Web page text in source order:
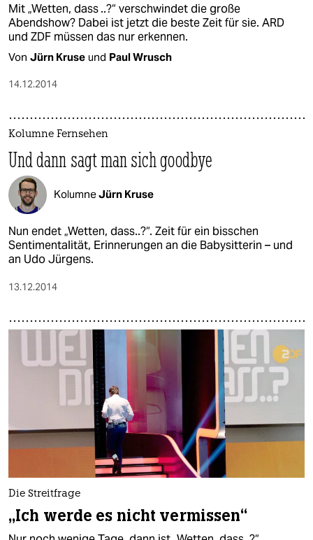
Mit „Wetten, dass ..?“ verschwindet die große
Abendshow? Dabei ist jetzt die beste Zeit für sie. ARD
und ZDF müssen das nur erkennen.
Von Jürn Kruse und Paul Wrusch
14.12.2014
Kolumne Fernsehen
Und dann sagt man sich goodbye
KolumneJürn Kruse
Nun endet „Wetten, dass..?“. Zeit für ein bisschen
Sentimentalität, Erinnerungen an die Babysitterin – und
an Udo Jürgens.
13.12.2014
Die Streitfrage
„Ich werde es nicht vermissen“